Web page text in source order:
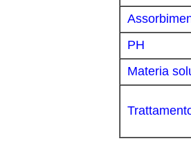
PH
Materia